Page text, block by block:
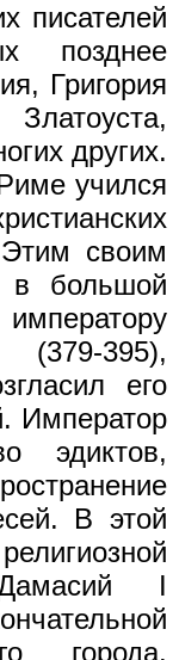
писателей
позднее
Григория
других.
учился
своим
в большой
395),
его
Император
эдиктов,
В этой
I
города.